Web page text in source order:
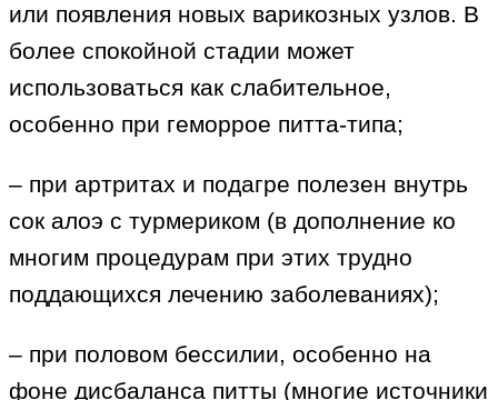
или появления новых варикозных узлов. В
более спокойной стадии может
использоваться как слабительное,
особенно при геморрое питта-типа;
– при артритах и подагре полезен внутрь
сок алоэ с турмериком (в дополнение ко
многим процедурам при этих трудно
поддающихся лечению заболеваниях);
– при половом бессилии, особенно на
фоне дисбаланса питты (многие источники